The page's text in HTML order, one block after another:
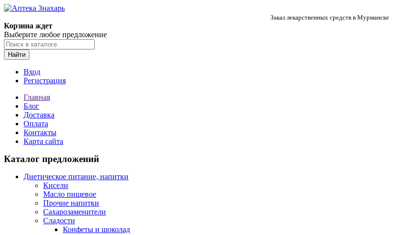
Заказ лекарственных средств в Мурманске
Корзина ждет
Выберите любое предложение
Найти
Вход
Регистрация
Главная
Блог
Доставка
Оплата
Контакты
Карта сайта
Каталог предложений
Диетическое питание, напитки
Кисели
Масло пищевое
Прочие напитки
Сахарозаменители
Сладости
Конфеты и шоколад